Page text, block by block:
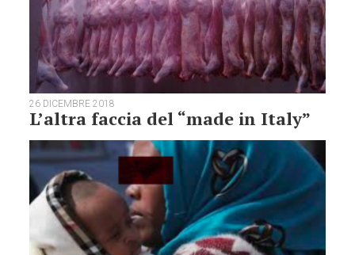
26 DICEMBRE 2018
L’altra faccia del “made in Italy”